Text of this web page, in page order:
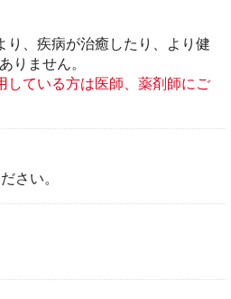
やすく溶けやすい
､水に溶けやすい顆粒タイプ｡
にも便利です｡冷たくしてお
ただいてもおいしくいただけ
り、疾病が治癒したり、より健
りません。
している方は医師、薬剤師にご
さい。